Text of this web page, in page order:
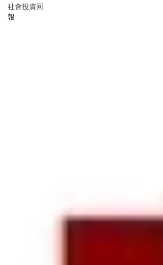
社會投資回
報